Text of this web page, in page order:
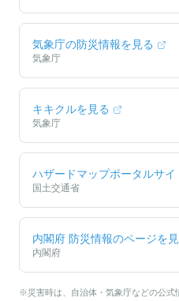
気象庁の防災情報を見る
気象庁
キキクルを見る
気象庁
ハザードマップポータルサイ
国土交通省
内閣府 防災情報のページを
内閣府
※災害時は、自治体・気象庁などの公式